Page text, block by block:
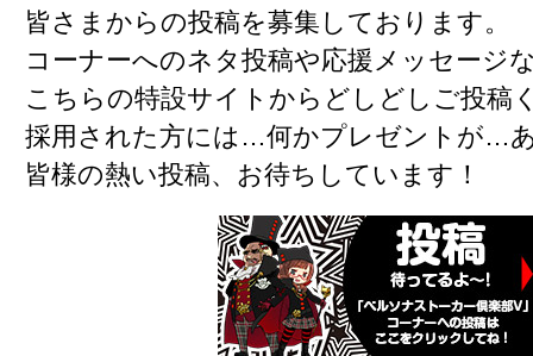
皆さまからの投稿を募集しております。
コーナーへのネタ投稿や応援メッセージ
こちらの特設サイトからどしどしご投稿
採用された方には…何かプレゼントが…
皆様の熱い投稿、お待ちしています！